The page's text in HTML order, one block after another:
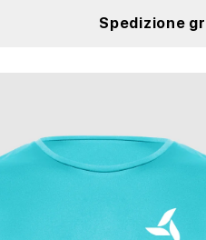
Spedizione